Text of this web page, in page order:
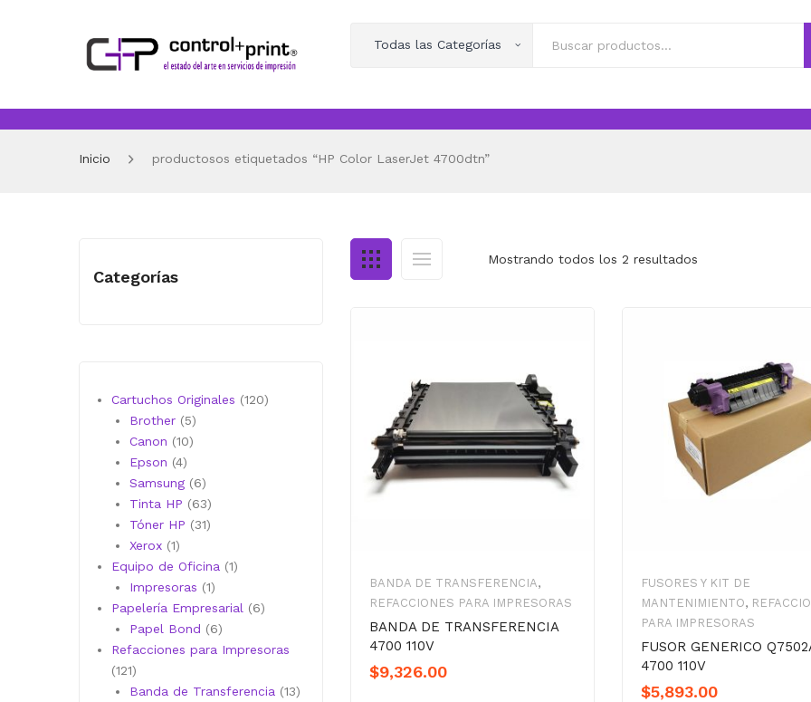
Todas las Categorías
Inicio productosos etiquetados “HP Color LaserJet 4700dtn”
Mostrando todos los 2 resultados
BANDA DE TRANSFERENCIA,
REFACCIONES PARA IMPRESORAS
BANDA DE TRANSFERENCIA
4700 110V
$9,326.00
FUSORES Y KIT DE
MANTENIMIENTO,
PARA IMPRESORAS
FUSOR GENERICO
4700 110V
$5,893.00
Categorías
Cartuchos Originales 120120
Brother 55
productos
Canon 1010
Epson 44
productos
Samsung 66
productos
Tinta HP 6363
productos
Tóner HP 3131
Xerox 11
producto
Equipo de Oficina 11
Impresoras 11
producto
Papelería Empresarial 66
Papel Bond 66
productos
Refacciones para Impresoras
121121
productos
Banda de Transferencia 1313